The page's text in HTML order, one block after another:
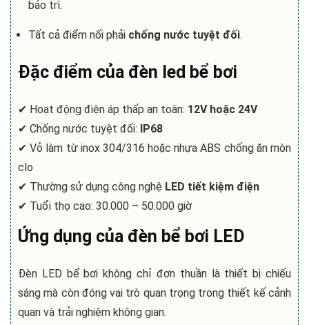
bảo trì.
Tất cả điểm nối phải chống nước tuyệt đối.
Đặc điểm của đèn led bể bơi
✔ Hoạt động điện áp thấp an toàn: 12V hoặc 24V
✔ Chống nước tuyệt đối: IP68
✔ Vỏ làm từ inox 304/316 hoặc nhựa ABS chống ăn mòn
clo
✔ Thường sử dụng công nghệ LED tiết kiệm điện
✔ Tuổi thọ cao: 30.000 – 50.000 giờ
Ứng dụng của đèn bể bơi LED
Đèn LED bể bơi không chỉ đơn thuần là thiết bị chiếu
sáng mà còn đóng vai trò quan trọng trong thiết kế cảnh
quan và trải nghiệm không gian.